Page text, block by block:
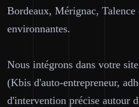
Bordeaux, Mérignac, Talence
environnantes.
Nous intégrons dans votre
(Kbis d'auto-entrepreneur,
d'intervention précise autour